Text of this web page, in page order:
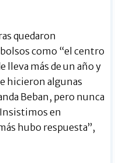
quedaron
como “el centro
lleva más de un año y
hicieron algunas
Beban, pero nunca
en
hubo respuesta”,